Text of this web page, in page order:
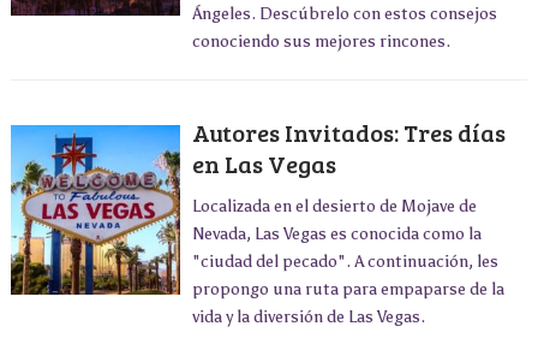
Ángeles. Descúbrelo con estos consejos
conociendo sus mejores rincones.
Autores Invitados: Tres días
en Las Vegas
Localizada en el desierto de Mojave de
Nevada, Las Vegas es conocida como la
"ciudad del pecado". A continuación, les
propongo una ruta para empaparse de la
vida y la diversión de Las Vegas.